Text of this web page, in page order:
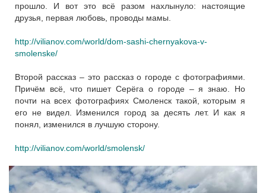
прошло. И вот это всё разом нахлынуло: настоящие
друзья, первая любовь, проводы мамы.
http://vilianov.com/world/dom-sashi-chernyakova-v-
smolenske/
Второй рассказ – это рассказ о городе с фотографиями.
Причём всё, что пишет Серёга о городе – я знаю. Но
почти на всех фотографиях Смоленск такой, которым я
его не видел. Изменился город за десять лет. И как я
понял, изменился в лучшую сторону.
http://vilianov.com/world/smolensk/